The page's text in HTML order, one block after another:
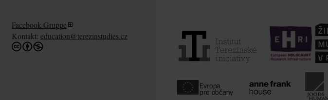
Facebook-Gruppe
Kontakt: education@terezinstudies.cz